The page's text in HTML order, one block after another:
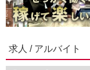
求人 / アルバイト